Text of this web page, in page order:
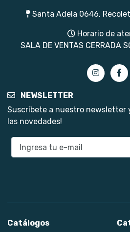
Santa Adela 0646,
Horario de
SALA DE VENTAS CERRADA
NEWSLETTER
Suscríbete a nuestro newsletter
las novedades!
E-mail
Catálogos